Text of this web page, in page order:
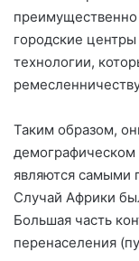
городские
технологии,
Таким образом,
являются самыми
Случай Африки
Большая часть
перенаселения